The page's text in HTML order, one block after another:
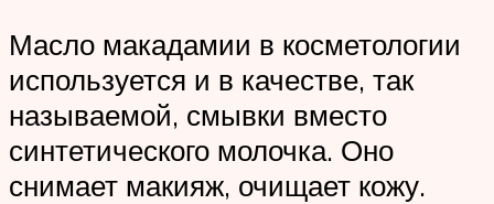
Масло макадамии в косметологии
используется и в качестве, так
называемой, смывки вместо
синтетического молочка. Оно
снимает макияж, очищает кожу.